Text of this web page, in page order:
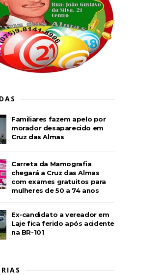
Familiares fazem apelo por
morador desaparecido em
Cruz das Almas
Carreta da Mamografia
chegará a Cruz das Almas
com exames gratuitos para
mulheres de 50 a 74 anos
Ex-candidato a vereador em
Laje fica ferido após acidente
na BR-101